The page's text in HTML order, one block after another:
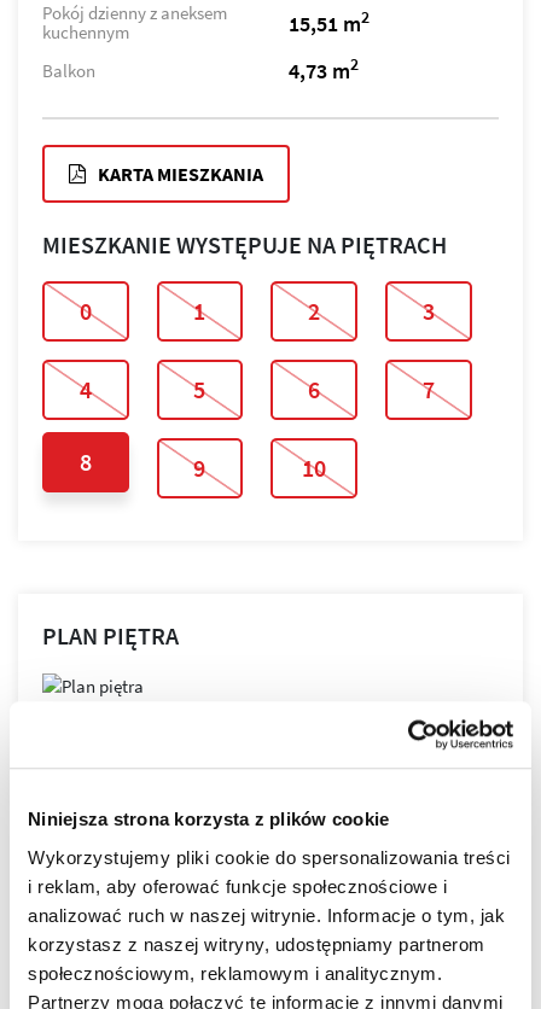
Niniejsza strona korzysta z plików cookie
Wykorzystujemy pliki cookie do spersonalizowania treści
i reklam, aby oferować funkcje społecznościowe i
analizować ruch w naszej witrynie. Informacje o tym, jak
korzystasz z naszej witryny, udostępniamy partnerom
społecznościowym, reklamowym i analitycznym.
Partnerzy mogą połączyć te informacje z innymi danymi
Pokój dzienny z aneksem
kuchennym
15,51 m2
Balkon 4,73 m2
KARTA MIESZKANIA
MIESZKANIE WYSTĘPUJE NA PIĘTRACH
0 1 2 3
4 5 6 7
8 9 10
PLAN PIĘTRA
LOKALIZACJA
NOVA GRANICZNA powstaje w najbardziej lubianej
części miasta!